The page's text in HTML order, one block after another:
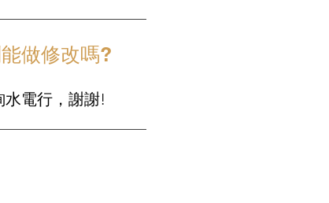
做修改嗎?
電行，謝謝!